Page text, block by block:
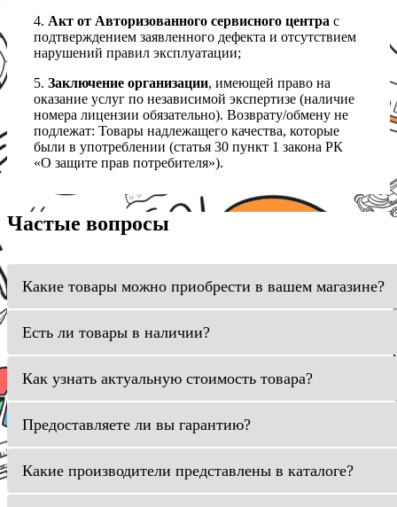
4. Акт от Авторизованного сервисного центра с
подтверждением заявленного дефекта и отсутствием
нарушений правил эксплуатации;
5. Заключение организации, имеющей право на
оказание услуг по независимой экспертизе (наличие
номера лицензии обязательно). Возврату/обмену не
подлежат: Товары надлежащего качества, которые
были в употреблении (статья 30 пункт 1 закона РК
«О защите прав потребителя»).
Частые вопросы
Какие товары можно приобрести в вашем магазине?
Есть ли товары в наличии?
Как узнать актуальную стоимость товара?
Предоставляете ли вы гарантию?
Какие производители представлены в каталоге?